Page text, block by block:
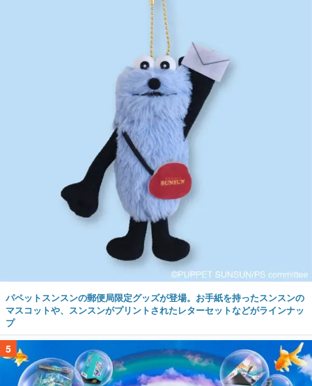
パペットスンスンの郵便局限定グッズが登場。お手紙を持ったスンスンの
マスコットや、スンスンがプリントされたレターセットなどがラインナッ
プ
5